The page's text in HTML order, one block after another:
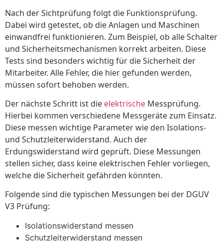
Nach der Sichtprüfung folgt die Funktionsprüfung.
Dabei wird getestet, ob die Anlagen und Maschinen
einwandfrei funktionieren. Zum Beispiel, ob alle Schalter
und Sicherheitsmechanismen korrekt arbeiten. Diese
Tests sind besonders wichtig für die Sicherheit der
Mitarbeiter. Alle Fehler, die hier gefunden werden,
müssen sofort behoben werden.
Der nächste Schritt ist die elektrische Messprüfung.
Hierbei kommen verschiedene Messgeräte zum Einsatz.
Diese messen wichtige Parameter wie den Isolations-
und Schutzleiterwiderstand. Auch der
Erdungswiderstand wird geprüft. Diese Messungen
stellen sicher, dass keine elektrischen Fehler vorliegen,
welche die Sicherheit gefährden könnten.
Folgende sind die typischen Messungen bei der DGUV
V3 Prüfung:
Isolationswiderstand messen
Schutzleiterwiderstand messen